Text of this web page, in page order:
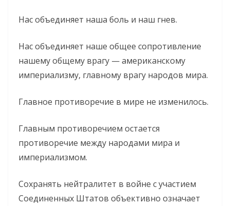
Нас объединяет наша боль и наш гнев.
Нас объединяет наше общее сопротивление
нашему общему врагу — американскому
империализму, главному врагу народов мира.
Главное противоречие в мире не изменилось.
Главным противоречием остается
противоречие между народами мира и
империализмом.
Сохранять нейтралитет в войне с участием
Соединенных Штатов объективно означает